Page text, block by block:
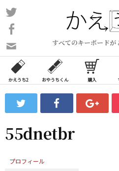
コ
ン
ン
ツ
ス
ッ
プ
すべてのキーボードが
い
合
わ
フ
ォ
ム
かえうち2 おやうちくん 購入
55dnetbr
プロフィール